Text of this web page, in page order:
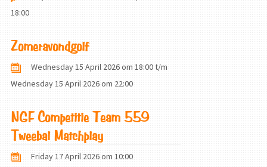
18:00
Zomeravondgolf
Wednesday 15 April 2026 om 18:00t/m
Wednesday 15 April 2026 om 22:00
NGF Competitie Team 559
Tweebal Matchplay
Friday 17 April 2026 om 10:00